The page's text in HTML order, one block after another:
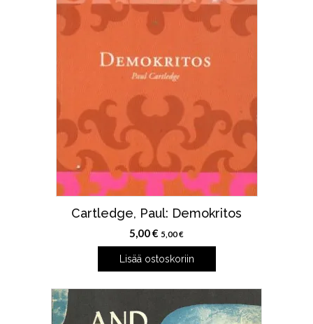
Cartledge, Paul: Demokritos
5,00€ 5,00€
Lisää ostoskoriin